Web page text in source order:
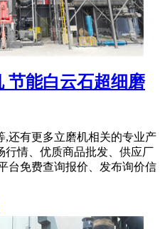
节能白云石超细磨
,还有更多立磨机相关的专业产
行情、优质商品批发、供应厂
台免费查询报价、发布询价信